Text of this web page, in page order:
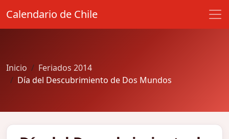
Calendario de Chile
Inicio
Feriados 2014
Día del Descubrimiento de Dos Mundos